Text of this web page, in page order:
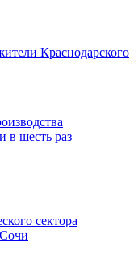
Краснодарского
в шесть раз
сектора